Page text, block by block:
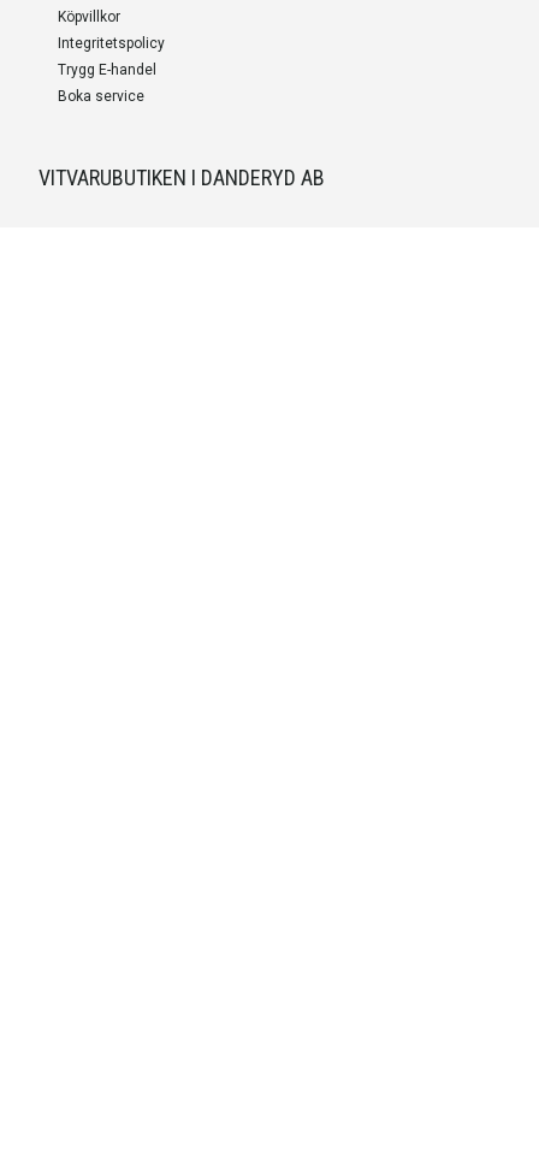
Köpvillkor
Integritetspolicy
Trygg E-handel
Boka service
VITVARUBUTIKEN I DANDERYD AB